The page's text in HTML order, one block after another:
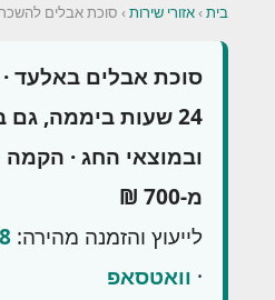
בית›אזורי שירות› סוכת אבלים
סוכת אבלים באלעד ·
24 שעות ביממה,
ובמוצאי החג ·
מ-700 ₪
לייעוץ והזמנה מהירה:
· וואטסאפ